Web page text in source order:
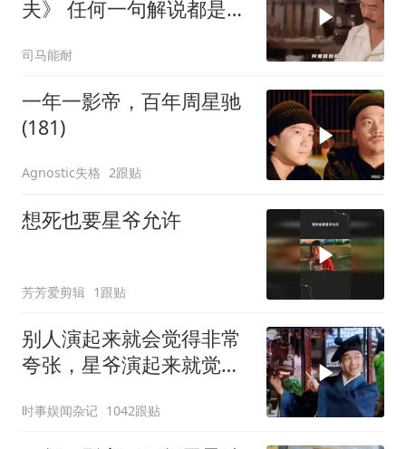
夫》 任何一句解说都是对
司马能耐
一年一影帝，百年周星驰
(181)
Agnostic失格 2跟贴
想死也要星爷允许
芳芳爱剪辑 1跟贴
别人演起来就会觉得非常
夸张，星爷演起来就觉得
时事娱闻杂记 1042跟贴